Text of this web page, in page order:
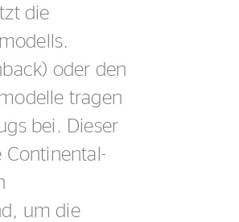
die
oder den
tragen
bei. Dieser
Continental-
um die